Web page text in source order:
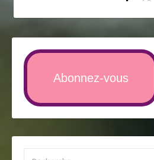
Abonnez-vous